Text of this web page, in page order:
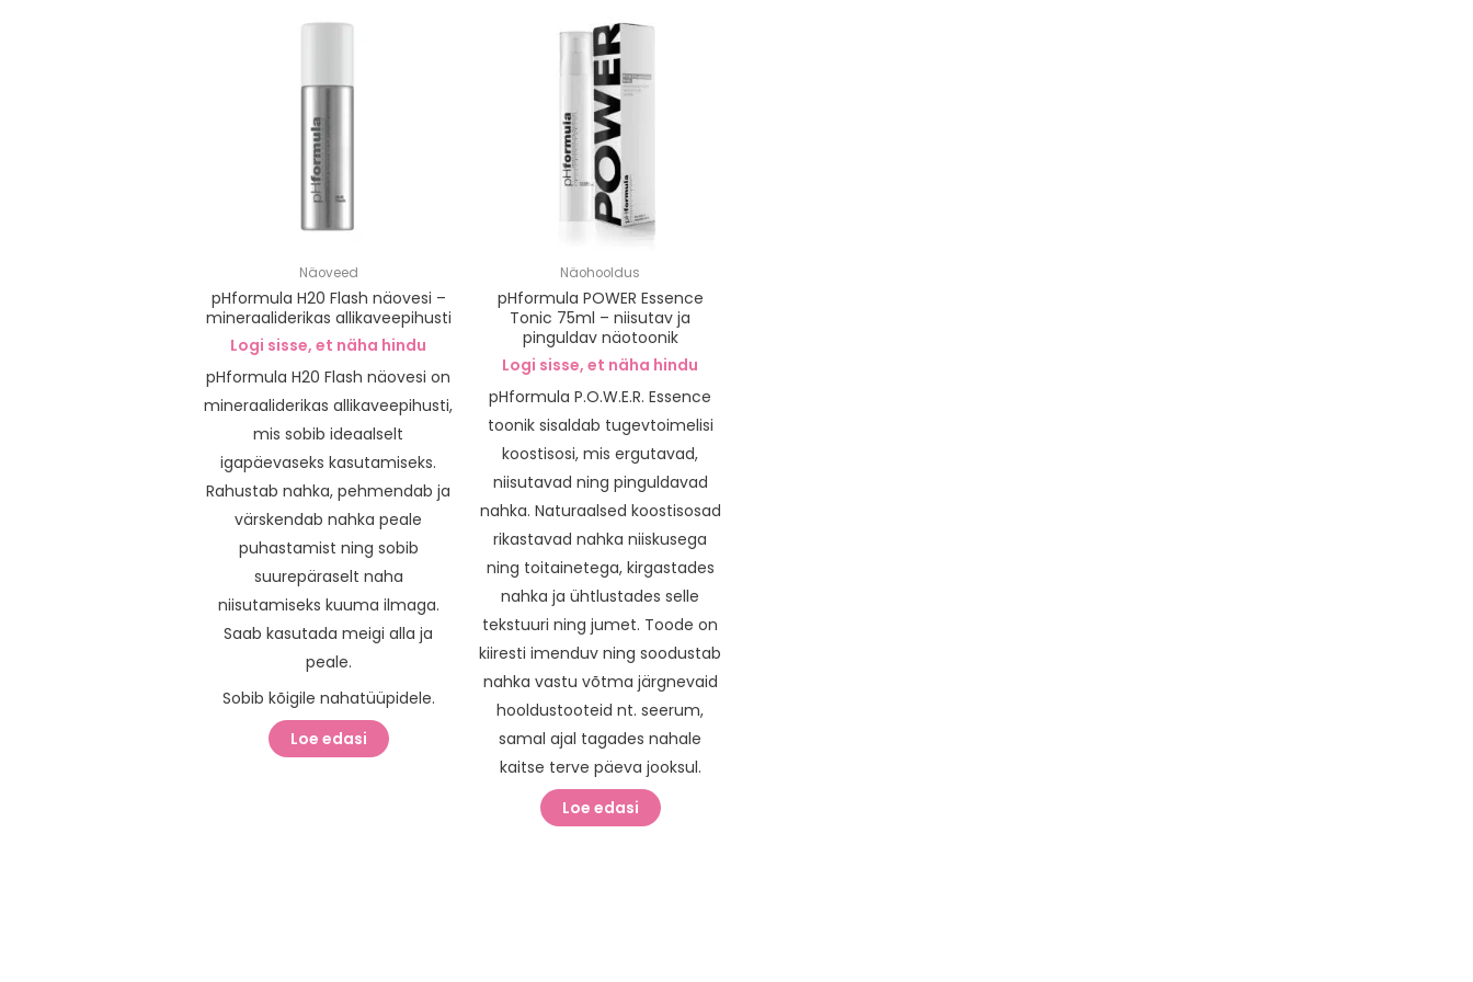
Näoveed
pHformula H20 Flash näovesi –
mineraaliderikas allikaveepihusti
Logi sisse, et näha hindu
pHformula H20 Flash näovesi on
mineraaliderikas allikaveepihusti,
mis sobib ideaalselt
igapäevaseks kasutamiseks.
Rahustab nahka, pehmendab ja
värskendab nahka peale
puhastamist ning sobib
suurepäraselt naha
niisutamiseks kuuma ilmaga.
Saab kasutada meigi alla ja
peale.
Sobib kõigile nahatüüpidele.
Loe edasi
Näohooldus
pHformula POWER Essence
Tonic 75ml – niisutav ja
pinguldav näotoonik
Logi sisse, et näha hindu
pHformula P.O.W.E.R. Essence
toonik sisaldab tugevtoimelisi
koostisosi, mis ergutavad,
niisutavad ning pinguldavad
nahka. Naturaalsed koostisosad
rikastavad nahka niiskusega
ning toitainetega, kirgastades
nahka ja ühtlustades selle
tekstuuri ning jumet. Toode on
kiiresti imenduv ning soodustab
nahka vastu võtma järgnevaid
hooldustooteid nt. seerum,
samal ajal tagades nahale
kaitse terve päeva jooksul.
Loe edasi